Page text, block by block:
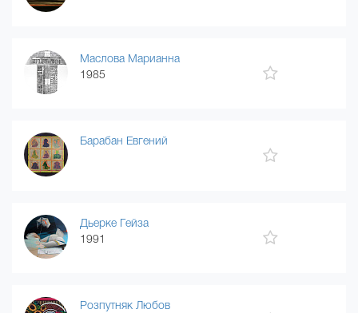
Маслова Марианна
1985
Барабан Евгений
Дьерке Гейза
1991
Розпутняк Любов